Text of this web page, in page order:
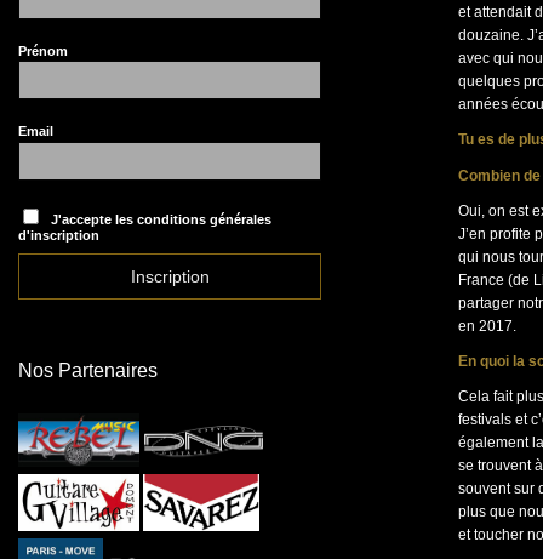
et attendait
douzaine.
avec qui
quelques
années
Tu es de
Combien
Oui, on est
J’en profite
qui nous
France (de
partager
en 2017.
En quoi la
Cela fait
festivals et
également
se trouvent
souvent sur
plus que
et toucher
Prénom
Email
J'accepte les conditions générales
d'inscription
Nos Partenaires